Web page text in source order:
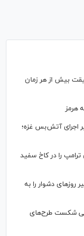
بیش از هر زمان
هرمز
اجرای آتش‌بس غزه؛
میلیون دلاری ترامپ را در کاخ سفید
روز‌های دشوار را به
پی شکست طرح‌های